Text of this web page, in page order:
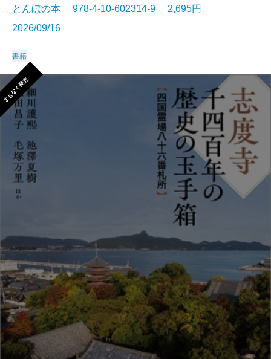
とんぼの本 978-4-10-602314-9 2,695円
2026/09/16
書籍
まもなく発売